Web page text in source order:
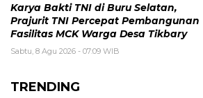
Karya Bakti TNI di Buru Selatan,
Prajurit TNI Percepat Pembangunan
Fasilitas MCK Warga Desa Tikbary
Sabtu, 8 Agu 2026 - 07:09 WIB
TRENDING